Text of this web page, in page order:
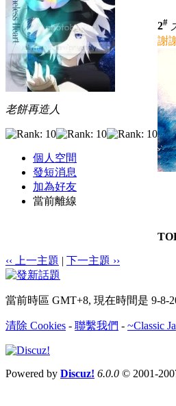
老餅再造人
個人空間
發短消息
加為好友
當前離線
2#
謝
‹‹ 上一主題 | 下一主題 ››
當前時區 GMT+8, 現在時間是 9-8-
清除 Cookies - 聯繫我們 - ~Classic
Powered by Discuz! 6.0.0 © 2001-